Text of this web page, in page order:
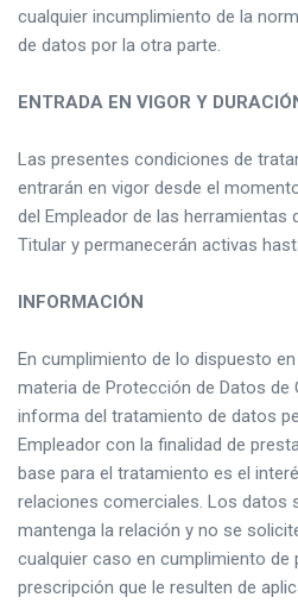
cualquier incumplimiento de la
de datos por la otra parte.
ENTRADA EN VIGOR Y
Las presentes condiciones de
entrarán en vigor desde el
del Empleador de las herramientas
Titular y permanecerán activas
INFORMACIÓN
En cumplimiento de lo dispuesto
materia de Protección de Datos de
informa del tratamiento de datos
Empleador con la finalidad de
base para el tratamiento es el
relaciones comerciales. Los datos
mantenga la relación y no se
cualquier caso en cumplimiento de
prescripción que le resulten de